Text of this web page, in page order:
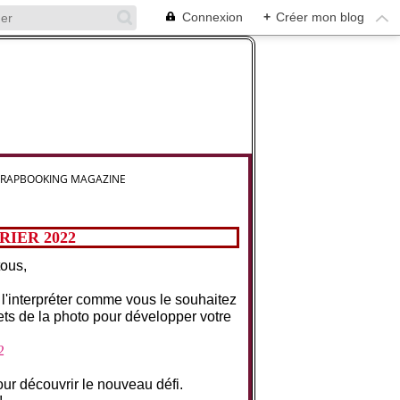
Connexion + Créer mon blog
MAGAZINE
2022
comme vous le souhaitez
de la photo pour développer votre
découvrir le nouveau défi.